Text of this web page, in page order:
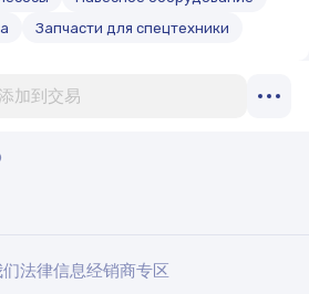
Запчасти для спецтехники
添加到交易
法律信息经销商专区